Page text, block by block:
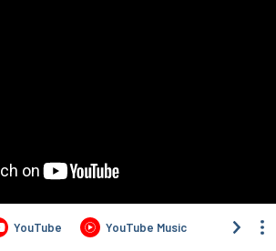
YouTube YouTube Music